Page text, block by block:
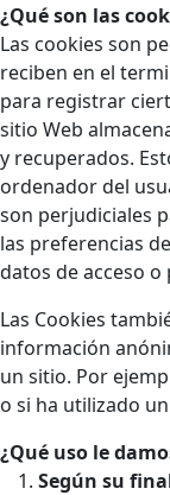
¿Qué son las
Las cookies son
reciben en el
para registrar
sitio Web
y recuperados.
ordenador del
son perjudiciales
las preferencias
datos de acceso
Las Cookies
información
un sitio. Por
o si ha utilizado
¿Qué uso le
Según su